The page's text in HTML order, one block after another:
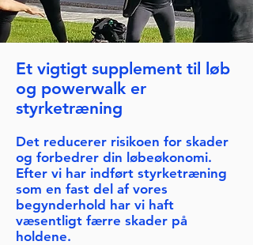
Et vigtigt supplement til løb
og powerwalk er
styrketræning
Det reducerer risikoen for skader
og forbedrer din løbeøkonomi.
Efter vi har indført styrketræning
som en fast del af vores
begynderhold har vi haft
væsentligt færre skader på
holdene.